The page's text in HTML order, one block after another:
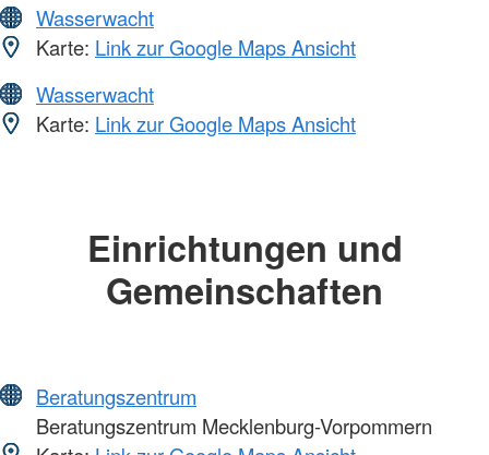
Wasserwacht
Karte: Link zur Google Maps Ansicht
Wasserwacht
Karte: Link zur Google Maps Ansicht
Einrichtungen und
Gemeinschaften
Beratungszentrum
Beratungszentrum Mecklenburg-Vorpommern